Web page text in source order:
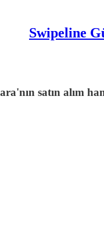
Swipeline
satın alım